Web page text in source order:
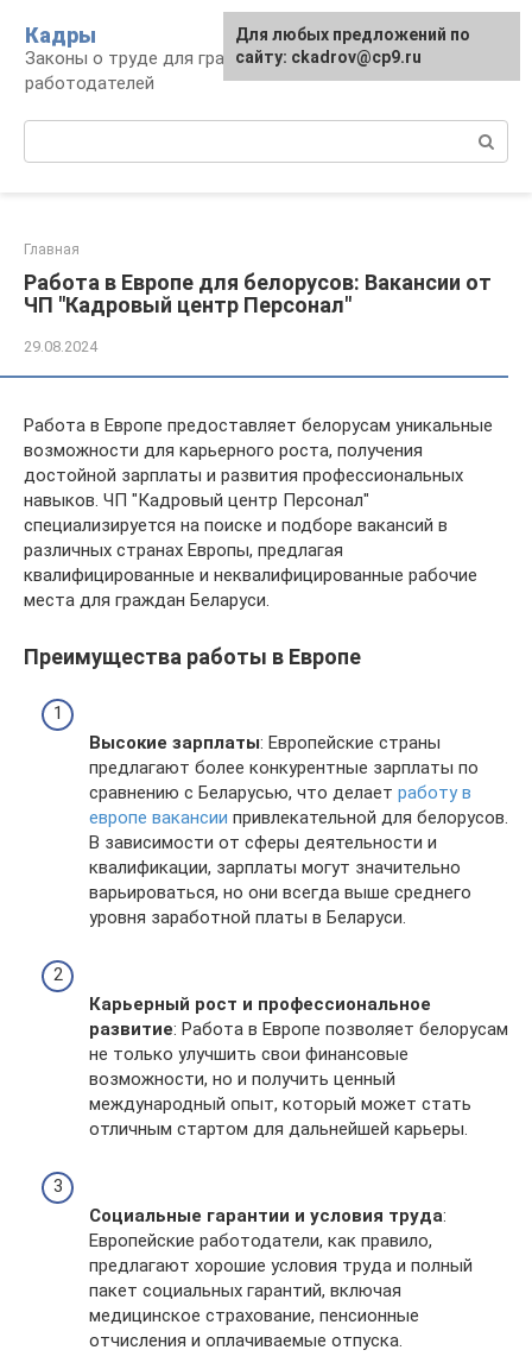
контенту
Кадры
Законы о труде для граждан и
работодателей
Главная
Работа в Европе для белорусов: Вакансии от
ЧП "Кадровый центр Персонал"
29.08.2024
Работа в Европе предоставляет белорусам уникальные
возможности для карьерного роста, получения
достойной зарплаты и развития профессиональных
навыков. ЧП "Кадровый центр Персонал"
специализируется на поиске и подборе вакансий в
различных странах Европы, предлагая
квалифицированные и неквалифицированные рабочие
места для граждан Беларуси.
Преимущества работы в Европе
Высокие зарплаты: Европейские страны
предлагают более конкурентные зарплаты по
сравнению с Беларусью, что делает работу в
европе вакансии привлекательной для белорусов.
В зависимости от сферы деятельности и
квалификации, зарплаты могут значительно
варьироваться, но они всегда выше среднего
уровня заработной платы в Беларуси.
Карьерный рост и профессиональное
развитие: Работа в Европе позволяет белорусам
не только улучшить свои финансовые
возможности, но и получить ценный
международный опыт, который может стать
отличным стартом для дальнейшей карьеры.
Социальные гарантии и условия труда:
Европейские работодатели, как правило,
предлагают хорошие условия труда и полный
пакет социальных гарантий, включая
медицинское страхование, пенсионные
отчисления и оплачиваемые отпуска.
Для любых предложений по
сайту: ckadrov@cp9.ru